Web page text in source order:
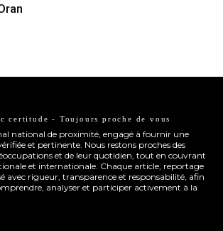
certitude - Toujours proche de vous
national de proximité, engagé à fournir une
et pertinente. Nous restons proches des
et de leur quotidien, tout en couvrant
et internationale. Chaque article, reportage
avec rigueur, transparence et responsabilité, afin
analyser et participer activement à la